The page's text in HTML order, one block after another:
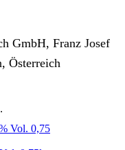
GmbH, Franz Josef
Österreich